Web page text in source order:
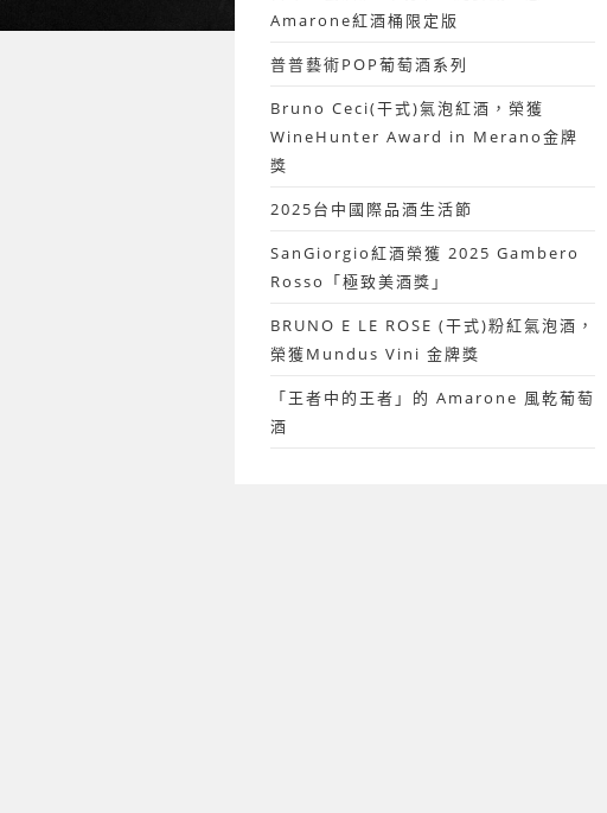
Amarone紅酒桶限定版
普普藝術POP葡萄酒系列
Bruno Ceci(干式)氣泡紅酒，榮獲
WineHunter Award in Merano金牌
獎
2025台中國際品酒生活節
SanGiorgio紅酒榮獲 2025 Gambero
Rosso「極致美酒獎」
BRUNO E LE ROSE (干式)粉紅氣泡酒，
榮獲Mundus Vini 金牌獎
「王者中的王者」的 Amarone 風乾葡萄
酒